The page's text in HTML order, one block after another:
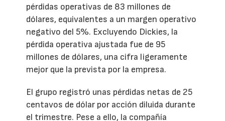
pérdidas operativas de 83 millones de
dólares, equivalentes a un margen operativo
negativo del 5%. Excluyendo Dickies, la
pérdida operativa ajustada fue de 95
millones de dólares, una cifra ligeramente
mejor que la prevista por la empresa.
El grupo registró unas pérdidas netas de 25
centavos de dólar por acción diluida durante
el trimestre. Pese a ello, la compañía